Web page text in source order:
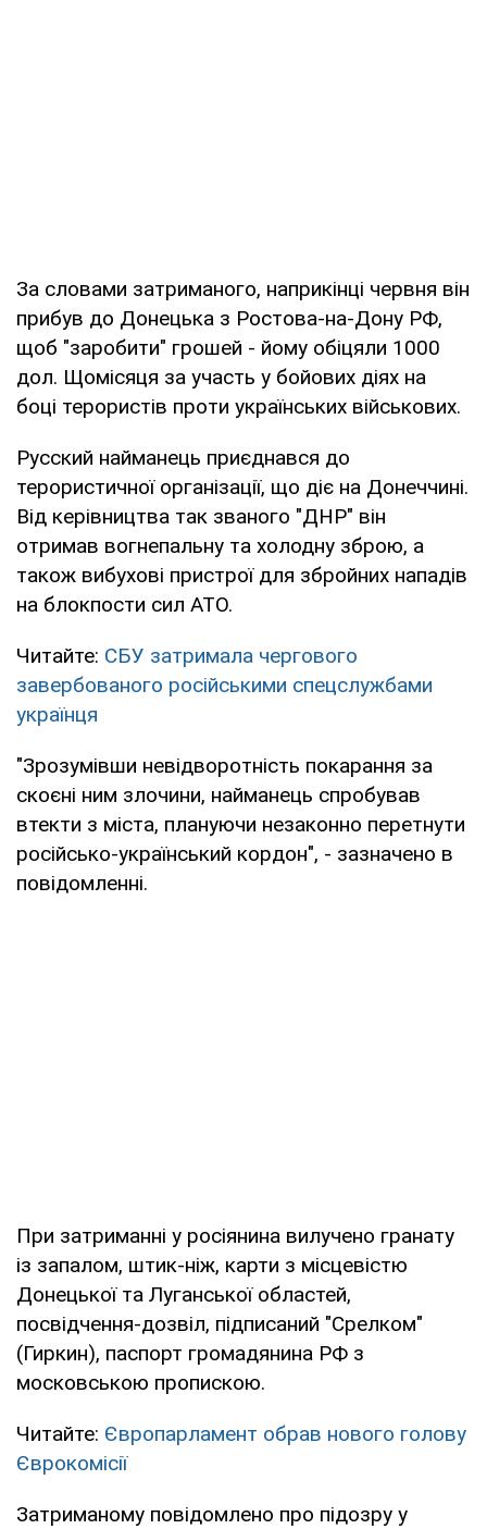
За словами затриманого, наприкінці червня він
прибув до Донецька з Ростова-на-Дону РФ,
щоб "заробити" грошей - йому обіцяли 1000
дол. Щомісяця за участь у бойових діях на
боці терористів проти українських військових.
Русский найманець приєднався до
терористичної організації, що діє на Донеччині.
Від керівництва так званого "ДНР" він
отримав вогнепальну та холодну зброю, а
також вибухові пристрої для збройних нападів
на блокпости сил АТО.
Читайте: СБУ затримала чергового
завербованого російськими спецслужбами
українця
"Зрозумівши невідворотність покарання за
скоєні ним злочини, найманець спробував
втекти з міста, плануючи незаконно перетнути
російсько-український кордон", - зазначено в
повідомленні.
При затриманні у росіянина вилучено гранату
із запалом, штик-ніж, карти з місцевістю
Донецької та Луганської областей,
посвідчення-дозвіл, підписаний "Срелком"
(Гиркин), паспорт громадянина РФ з
московською пропискою.
Читайте: Європарламент обрав нового голову
Єврокомісії
Затриманому повідомлено про підозру у